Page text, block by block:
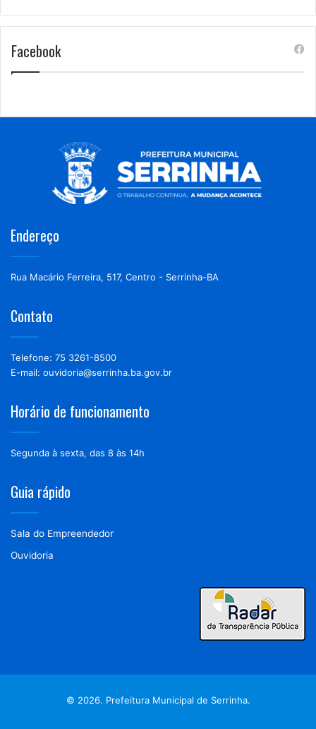
Facebook
Endereço
Rua Macário Ferreira, 517, Centro - Serrinha-BA
Contato
Telefone: 75 3261-8500
E-mail: ouvidoria@serrinha.ba.gov.br
Horário de funcionamento
Segunda à sexta, das 8 às 14h
Guia rápido
Sala do Empreendedor
Ouvidoria
© 2026. Prefeitura Municipal de Serrinha.